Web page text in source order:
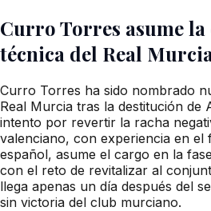
Curro Torres asume
técnica del Real
Curro Torres ha sido nombrado
Real Murcia tras la destitución de
intento por revertir la racha
valenciano, con experiencia en el
español, asume el cargo en la
con el reto de revitalizar al
llega apenas un día después del
sin victoria del club murciano.